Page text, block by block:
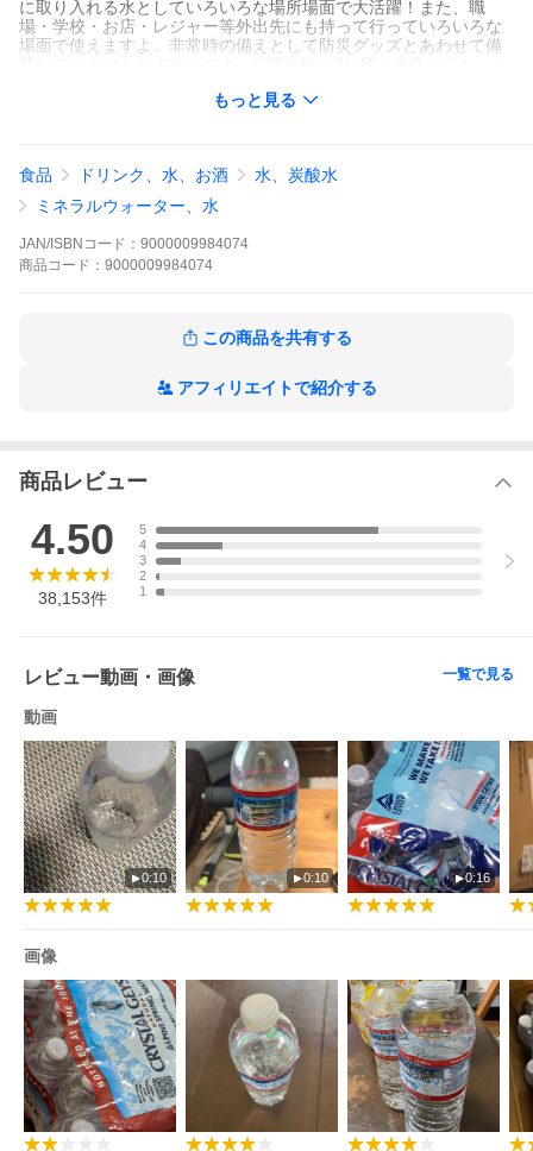
に取り入れる水としていろいろな場所場面で大活躍！また、職
場・学校・お店・レジャー等外出先にも持って行っていろいろな
場面で使えますよ。非常時の備えとして防災グッズとあわせて備
本品は並行輸入品です。パッケージ等、予告なく変更される場合
がございます。予めご了承ください。
賞味期限はボトル上部にSELL BY MM.DD.YYと記載されており
もっと見る
食品 ドリンク、水、お酒
水、炭酸水
ミネラルウォーター、水
JAN/ISBNコード： 9000009984074
商品 コード： 9000009984074
この商品を共有する
アフィリエイトで紹介する
商品レビュー
4.50
38,153件
5
4
3
2
1
レビュー動画・画像 一覧で見る
動画
0:10 0:10 0:16
画像